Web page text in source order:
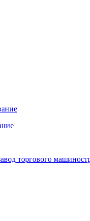
торгового